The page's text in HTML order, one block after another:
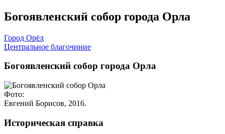
Богоявленский собор города Орла
Город Орёл
Центральное благочиние
Богоявленский собор города Орла
Фото:
Евгений Борисов, 2016.
Историческая справка